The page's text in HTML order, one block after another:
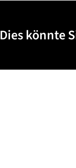
Dies könnte